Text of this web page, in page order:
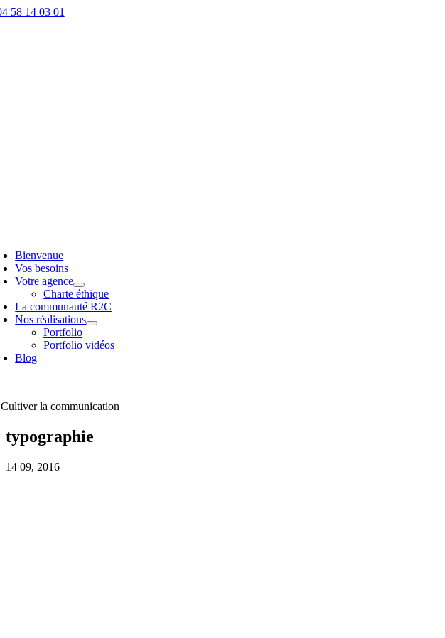
Passer
58 14 03 01
Bienvenue
Vos besoins
Votre agence
Charte éthique
La communauté R2C
Nos réalisations
Portfolio
Portfolio vidéos
Blog
Cultiver la communication
typographie
14 09, 2016